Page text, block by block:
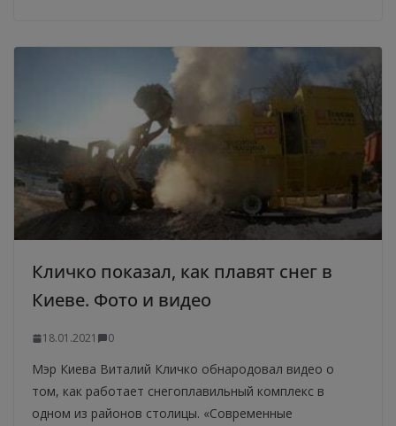
Кличко показал, как плавят снег в
Киеве. Фото и видео
18.01.2021 0
Мэр Киева Виталий Кличко обнародовал видео о
том, как работает снегоплавильный комплекс в
одном из районов столицы. «Современные